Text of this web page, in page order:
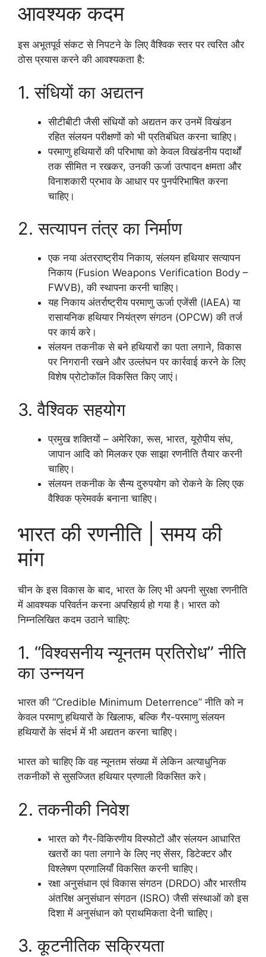
आवश्यक कदम
इस अभूतपूर्व संकट से निपटने के लिए वैश्विक स्तर पर त्वरित और
ठोस प्रयास करने की आवश्यकता है:
1. संधियों का अद्यतन
सीटीबीटी जैसी संधियों को अद्यतन कर उनमें विखंडन
रहित संलयन परीक्षणों को भी प्रतिबंधित करना चाहिए।
परमाणु हथियारों की परिभाषा को केवल विखंडनीय पदार्थों
तक सीमित न रखकर, उनकी ऊर्जा उत्पादन क्षमता और
विनाशकारी प्रभाव के आधार पर पुनर्परिभाषित करना
चाहिए।
2. सत्यापन तंत्र का निर्माण
एक नया अंतरराष्ट्रीय निकाय, संलयन हथियार सत्यापन
निकाय (Fusion Weapons Verification Body –
FWVB), की स्थापना करनी चाहिए।
यह निकाय अंतर्राष्ट्रीय परमाणु ऊर्जा एजेंसी (IAEA) या
रासायनिक हथियार नियंत्रण संगठन (OPCW) की तर्ज
पर कार्य करे।
संलयन तकनीक से बने हथियारों का पता लगाने, विकास
पर निगरानी रखने और उल्लंघन पर कार्रवाई करने के लिए
विशेष प्रोटोकॉल विकसित किए जाएं।
3. वैश्विक सहयोग
प्रमुख शक्तियों – अमेरिका, रूस, भारत, यूरोपीय संघ,
जापान आदि को मिलकर एक साझा रणनीति तैयार करनी
चाहिए।
संलयन तकनीक के सैन्य दुरुपयोग को रोकने के लिए एक
वैश्विक फ्रेमवर्क बनाना चाहिए।
भारत की रणनीति | समय की
मांग
चीन के इस विकास के बाद, भारत के लिए भी अपनी सुरक्षा रणनीति
में आवश्यक परिवर्तन करना अपरिहार्य हो गया है। भारत को
निम्नलिखित कदम उठाने चाहिए:
1. “विश्वसनीय न्यूनतम प्रतिरोध” नीति
का उन्नयन
भारत की “Credible Minimum Deterrence” नीति को न
केवल परमाणु हथियारों के खिलाफ, बल्कि गैर-परमाणु संलयन
हथियारों के संदर्भ में भी अद्यतन करना चाहिए।
भारत को चाहिए कि वह न्यूनतम संख्या में लेकिन अत्याधुनिक
तकनीकों से सुसज्जित हथियार प्रणाली विकसित करे।
2. तकनीकी निवेश
भारत को गैर-विकिरणीय विस्फोटों और संलयन आधारित
खतरों का पता लगाने के लिए नए सेंसर, डिटेक्टर और
विश्लेषण प्रणालियाँ विकसित करनी चाहिए।
रक्षा अनुसंधान एवं विकास संगठन (DRDO) और भारतीय
अंतरिक्ष अनुसंधान संगठन (ISRO) जैसी संस्थाओं को इस
दिशा में अनुसंधान को प्राथमिकता देनी चाहिए।
3. कूटनीतिक सक्रियता